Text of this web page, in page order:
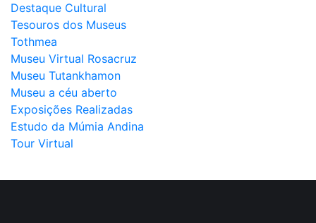
Destaque Cultural
Tesouros dos Museus
Tothmea
Museu Virtual Rosacruz
Museu Tutankhamon
Museu a céu aberto
Exposições Realizadas
Estudo da Múmia Andina
Tour Virtual